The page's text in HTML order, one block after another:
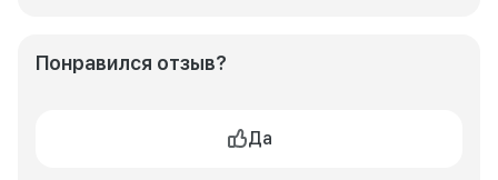
Понравился отзыв?
Да